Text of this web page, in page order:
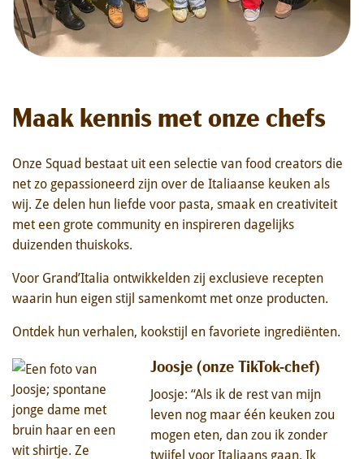
Maak kennis met onze chefs
Onze Squad bestaat uit een selectie van food creators die
net zo gepassioneerd zijn over de Italiaanse keuken als
wij. Ze delen hun liefde voor pasta, smaak en creativiteit
met een grote community en inspireren dagelijks
duizenden thuiskoks.
Voor Grand’Italia ontwikkelden zij exclusieve recepten
waarin hun eigen stijl samenkomt met onze producten.
Ontdek hun verhalen, kookstijl en favoriete ingrediënten.
Joosje (onze TikTok-chef)
Joosje: “Als ik de rest van mijn
leven nog maar één keuken zou
mogen eten, dan zou ik zonder
twijfel voor Italiaans gaan. Ik